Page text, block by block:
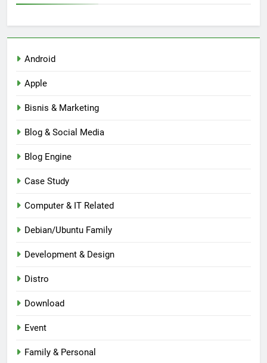
Android
Apple
Bisnis & Marketing
Blog & Social Media
Blog Engine
Case Study
Computer & IT Related
Debian/Ubuntu Family
Development & Design
Distro
Download
Event
Family & Personal